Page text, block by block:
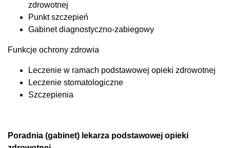
zdrowotnej
Punkt szczepień
Gabinet diagnostyczno-zabiegowy
Funkcje ochrony zdrowia
Leczenie w ramach podstawowej opieki zdrowotnej
Leczenie stomatologiczne
Szczepienia
Poradnia (gabinet) lekarza podstawowej opieki